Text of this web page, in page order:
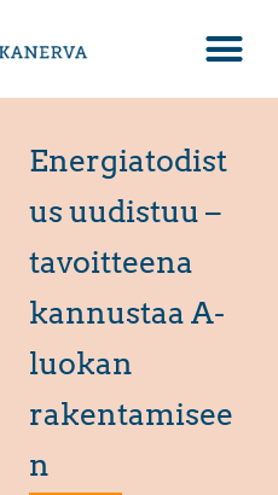
Energiatodist
us uudistuu –
tavoitteena
kannustaa A-
luokan
rakentamisee
n